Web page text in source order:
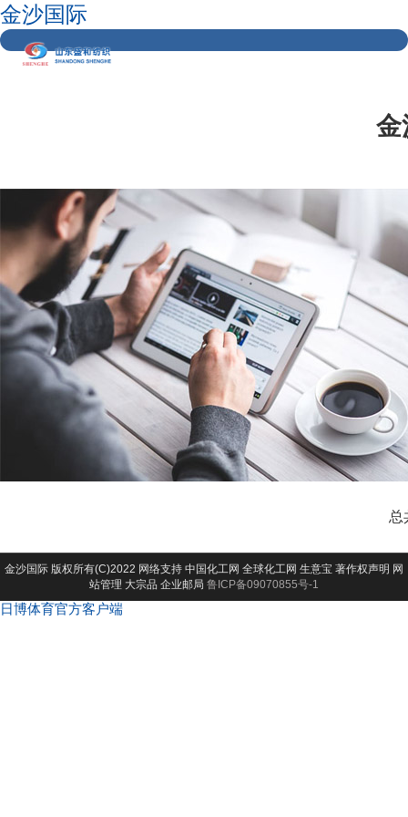
金沙国际
金
总
金沙国际 版权所有(C)2022 网络支持 中国化工网 全球化工网 生意宝 著作权声明 网
站管理 大宗品 企业邮局 鲁ICP备09070855号-1
日博体育官方客户端